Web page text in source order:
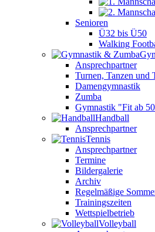
Senioren
Ü32 bis Ü50
Walking
Ansprechpartner
Turnen, Tanzen und
Damengymnastik
Zumba
Gymnastik "Fit ab
Handball
Ansprechpartner
Tennis
Ansprechpartner
Termine
Bildergalerie
Archiv
Regelmäßige
Trainingszeiten
Wettspielbetrieb
Volleyball